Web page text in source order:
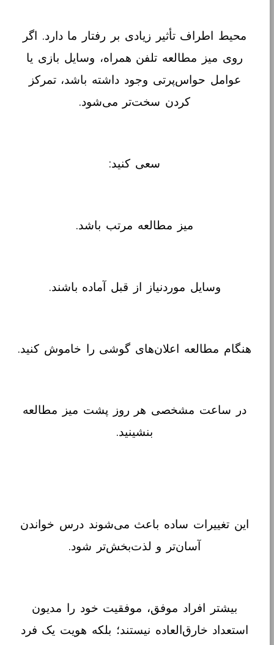
محیط اطراف تأثیر زیادی بر رفتار ما دارد. اگر
روی میز مطالعه تلفن همراه، وسایل بازی یا
عوامل حواس‌پرتی وجود داشته باشد، تمرکز
کردن سخت‌تر می‌شود.
سعی کنید:
میز مطالعه مرتب باشد.
وسایل موردنیاز از قبل آماده باشند.
هنگام مطالعه اعلان‌های گوشی را خاموش کنید.
در ساعت مشخصی هر روز پشت میز مطالعه
بنشینید.
این تغییرات ساده باعث می‌شوند درس خواندن
آسان‌تر و لذت‌بخش‌تر شود.
بیشتر افراد موفق، موفقیت خود را مدیون
استعداد خارق‌العاده نیستند؛ بلکه هویت یک فرد